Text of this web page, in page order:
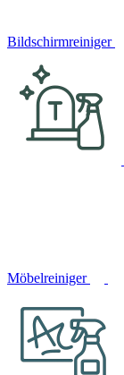
Bildschirmreiniger
Möbelreiniger